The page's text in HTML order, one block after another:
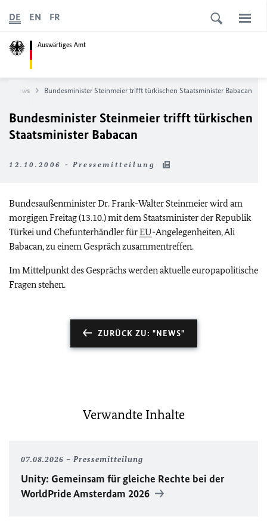
Auswärtiges Amt
DE EN FR
News Bundesminister Steinmeier trifft türkischen Staatsminister Babacan
Bundesminister Steinmeier trifft türkischen
Staatsminister Babacan
12.10.2006 - Pressemitteilung
Bundesaußenminister Dr. Frank-Walter Steinmeier wird am
morgigen Freitag (13.10.) mit dem Staatsminister der Republik
Türkei und Chefunterhändler fürEU-Angelegenheiten, Ali
Babacan, zu einem Gespräch zusammentreffen.
Im Mittelpunkt des Gesprächs werden aktuelle europapolitische
Fragen stehen.
ZURÜCK ZU: "NEWS"
Verwandte Inhalte
07.08.2026 Pressemitteilung
Unity: Gemeinsam für gleiche Rechte bei der
WorldPrideAmsterdam 2026